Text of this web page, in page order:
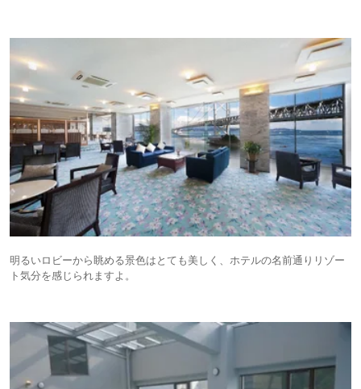
明るいロビーから眺める景色はとても美しく、ホテルの名前通りリゾー
ト気分を感じられますよ。